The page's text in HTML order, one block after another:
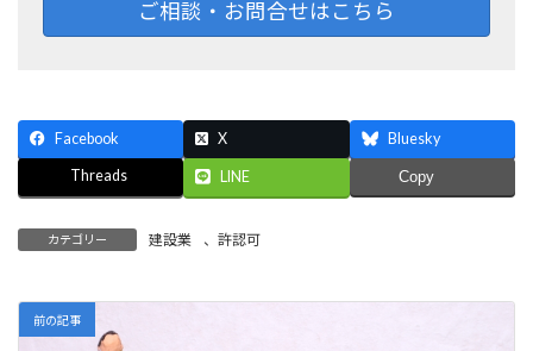
ご相談・お問合せはこちら
Facebook X Bluesky
Threads LINE Copy
カテゴリー 建設業 、 許認可
前の記事